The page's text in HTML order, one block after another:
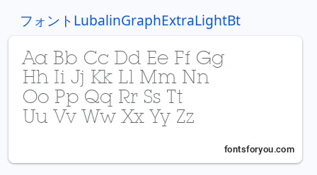
フォントLubalinGraphExtraLightBt